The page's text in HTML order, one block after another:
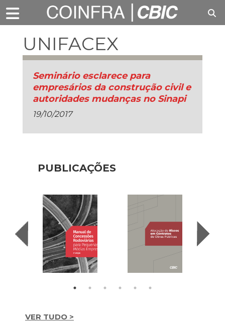
UNIFACEX
Seminário esclarece para
empresários da construção civil e
autoridades mudanças no Sinapi
19/10/2017
PUBLICAÇÕES
VER TUDO >